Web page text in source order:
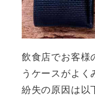
飲食店でお客様
うケースがよく
紛失の原因は以